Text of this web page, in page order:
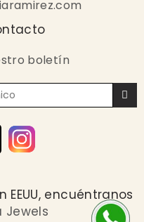
boletín
EEUU, encuéntranos
Jewels